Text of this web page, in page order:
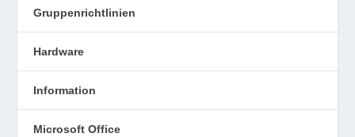
Gruppenrichtlinien
Hardware
Information
Microsoft Office